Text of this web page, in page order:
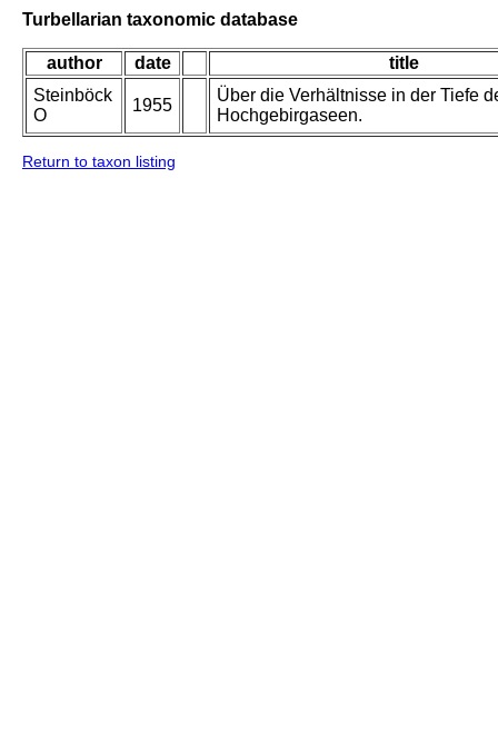
Turbellarian taxonomic database
author date
title
Steinböck
O
1955
Über die Verhältnisse in der Tiefe
Hochgebirgaseen.
Return to taxon listing